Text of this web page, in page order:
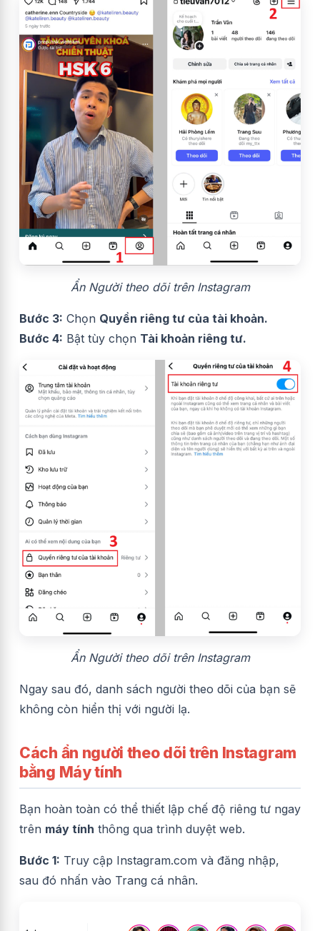
Ẩn Người theo dõi trên Instagram
Bước 3: Chọn Quyền riêng tư của tài khoản.
Bước 4: Bật tùy chọn Tài khoản riêng tư.
Ẩn Người theo dõi trên Instagram
Ngay sau đó, danh sách người theo dõi của bạn sẽ
không còn hiển thị với người lạ.
Cách ẩn người theo dõi trên Instagram
bằng Máy tính
Bạn hoàn toàn có thể thiết lập chế độ riêng tư ngay
trên máy tính thông qua trình duyệt web.
Bước 1: Truy cập Instagram.com và đăng nhập,
sau đó nhấn vào Trang cá nhân.